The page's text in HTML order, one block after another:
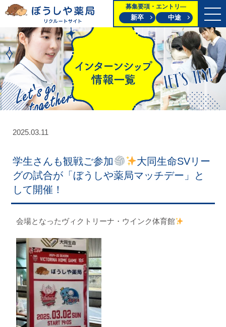
募集要項・エントリ―
新卒 中途
2025.03.11
学生さんも観戦ご参加
大同生命SVリー
グの試合が「ぼうしや薬局マッチデー」と
して開催！
会場となったヴィクトリーナ・ウインク体育館